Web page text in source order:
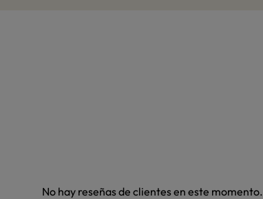
No hay reseñas de clientes en este momento.